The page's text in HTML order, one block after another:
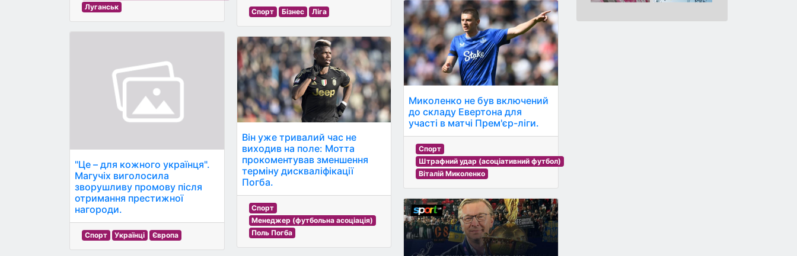
Луганськ
"Це – для кожного українця".
Магучіх виголосила
зворушливу промову після
отримання престижної
нагороди.
Спорт Українці Європа
Спорт Бізнес Ліга
Він уже тривалий час не
виходив на поле: Мотта
прокоментував зменшення
терміну дискваліфікації
Погба.
Спорт
Менеджер (футбольна асоціація)
Поль Погба
Миколенко не був включений
до складу Евертона для
участі в матчі Прем'єр-ліги.
Спорт
Штрафний удар (асоціативний футбол)
Віталій Миколенко